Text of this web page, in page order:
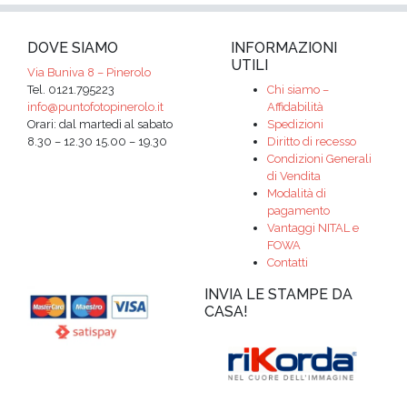
DOVE SIAMO
Via Buniva 8 – Pinerolo
Tel. 0121.795223
info@puntofotopinerolo.it
Orari: dal martedì al sabato
8.30 – 12.30 15.00 – 19.30
INFORMAZIONI
UTILI
Chi siamo –
Affidabilità
Spedizioni
Diritto di recesso
Condizioni Generali
di Vendita
Modalità di
pagamento
Vantaggi NITAL e
FOWA
Contatti
INVIA LE STAMPE DA
CASA!